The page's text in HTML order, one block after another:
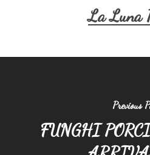
La Luna
Previous
FUNGHI